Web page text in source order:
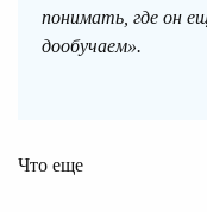
понимать, где он
дообучаем».
Что еще